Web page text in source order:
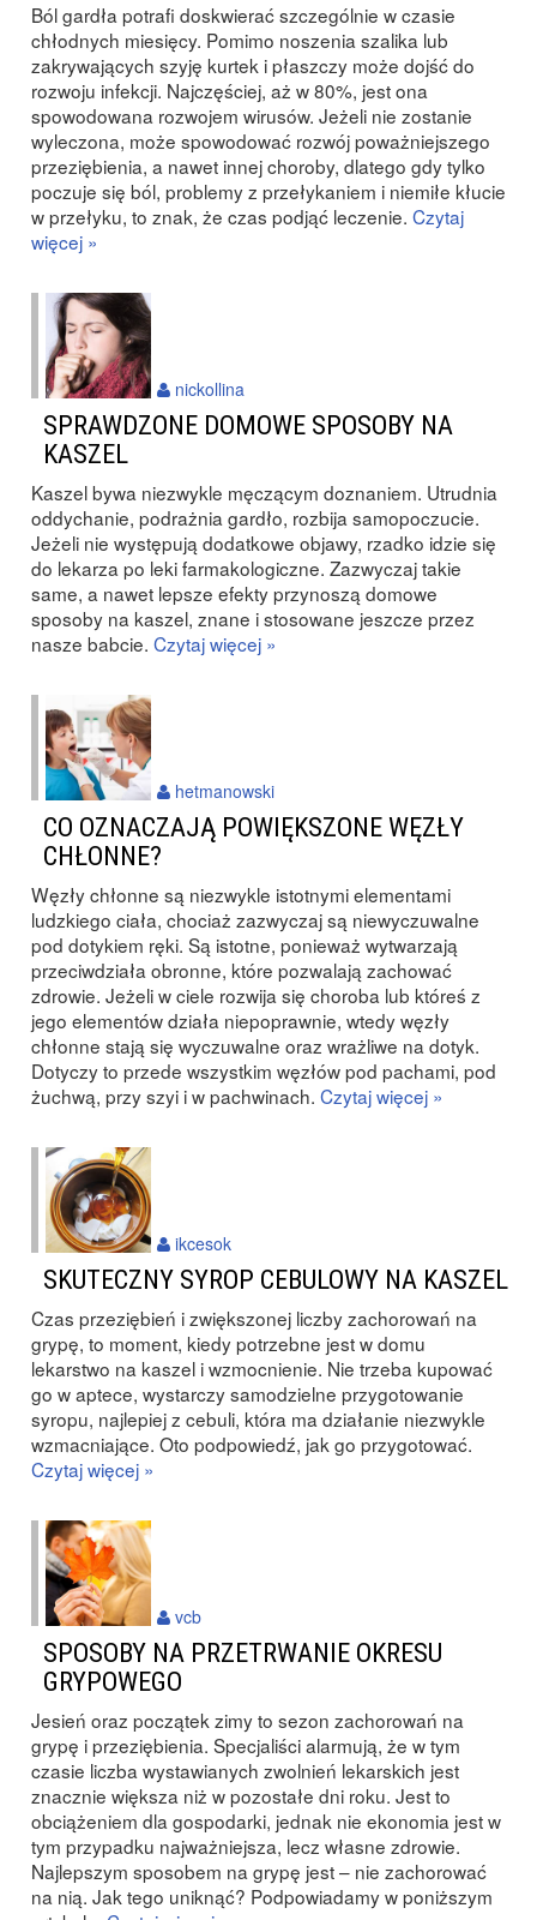
Ból gardła potrafi doskwierać szczególnie w czasie
chłodnych miesięcy. Pomimo noszenia szalika lub
zakrywających szyję kurtek i płaszczy może dojść do
rozwoju infekcji. Najczęściej, aż w 80%, jest ona
spowodowana rozwojem wirusów. Jeżeli nie zostanie
wyleczona, może spowodować rozwój poważniejszego
przeziębienia, a nawet innej choroby, dlatego gdy tylko
poczuje się ból, problemy z przełykaniem i niemiłe kłucie
w przełyku, to znak, że czas podjąć leczenie. Czytaj
więcej »
SPRAWDZONE DOMOWE SPOSOBY NA
KASZEL
Kaszel bywa niezwykle męczącym doznaniem. Utrudnia
oddychanie, podrażnia gardło, rozbija samopoczucie.
Jeżeli nie występują dodatkowe objawy, rzadko idzie się
do lekarza po leki farmakologiczne. Zazwyczaj takie
same, a nawet lepsze efekty przynoszą domowe
sposoby na kaszel, znane i stosowane jeszcze przez
nasze babcie. Czytaj więcej »
nickollina
CO OZNACZAJĄ POWIĘKSZONE WĘZŁY
CHŁONNE?
Węzły chłonne są niezwykle istotnymi elementami
ludzkiego ciała, chociaż zazwyczaj są niewyczuwalne
pod dotykiem ręki. Są istotne, ponieważ wytwarzają
przeciwdziała obronne, które pozwalają zachować
zdrowie. Jeżeli w ciele rozwija się choroba lub któreś z
jego elementów działa niepoprawnie, wtedy węzły
chłonne stają się wyczuwalne oraz wrażliwe na dotyk.
Dotyczy to przede wszystkim węzłów pod pachami, pod
żuchwą, przy szyi i w pachwinach. Czytaj więcej »
hetmanowski
SKUTECZNY SYROP CEBULOWY NA KASZEL
Czas przeziębień i zwiększonej liczby zachorowań na
grypę, to moment, kiedy potrzebne jest w domu
lekarstwo na kaszel i wzmocnienie. Nie trzeba kupować
go w aptece, wystarczy samodzielne przygotowanie
syropu, najlepiej z cebuli, która ma działanie niezwykle
wzmacniające. Oto podpowiedź, jak go przygotować.
Czytaj więcej »
ikcesok
SPOSOBY NA PRZETRWANIE OKRESU
GRYPOWEGO
Jesień oraz początek zimy to sezon zachorowań na
grypę i przeziębienia. Specjaliści alarmują, że w tym
czasie liczba wystawianych zwolnień lekarskich jest
znacznie większa niż w pozostałe dni roku. Jest to
obciążeniem dla gospodarki, jednak nie ekonomia jest w
tym przypadku najważniejsza, lecz własne zdrowie.
Najlepszym sposobem na grypę jest – nie zachorować
na nią. Jak tego uniknąć? Podpowiadamy w poniższym
vcb